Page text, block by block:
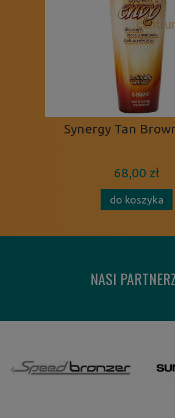
Synergy Tan
68,00 zł
do koszyka
NASI